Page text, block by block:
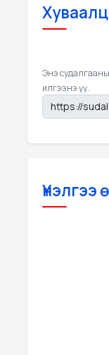
Энэ
илгээнэ үү.
Үнэлгээ